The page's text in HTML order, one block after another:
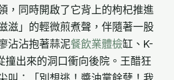
，同時開啟了它背上的枸杞推進
滋」的輕微煎煮聲，伴隨著一股
沾沾抱著蒜泥餐飲業體檢缸、K-
撞出來的洞口衝向後院。王醋狂